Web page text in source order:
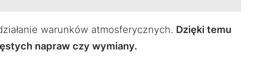
warunków atmosferycznych. Dzięki temu
napraw czy wymiany.